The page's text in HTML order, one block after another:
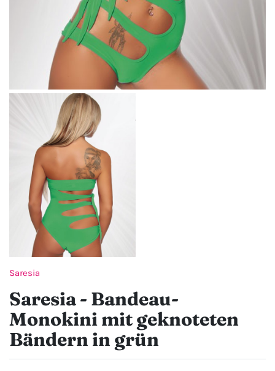
Saresia
Saresia - Bandeau-
Monokini mit geknoteten
Bändern in grün